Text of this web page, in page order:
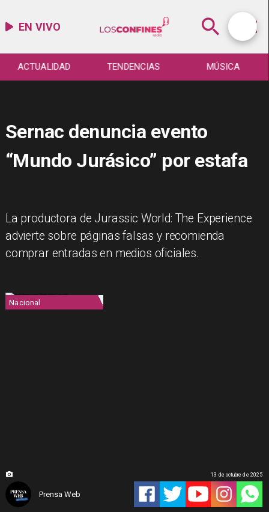
EN VIVO
ACTUALIDAD TENDENCIAS MÚSICA
Sernac denuncia evento
“Mundo Jurásico” por estafa
La productora de Jurassic World: The Experience
advierte sobre páginas falsas y recomienda
comprar entradas en medios oficiales.
Nacional
Prensa Web
13 de octubre de 2025